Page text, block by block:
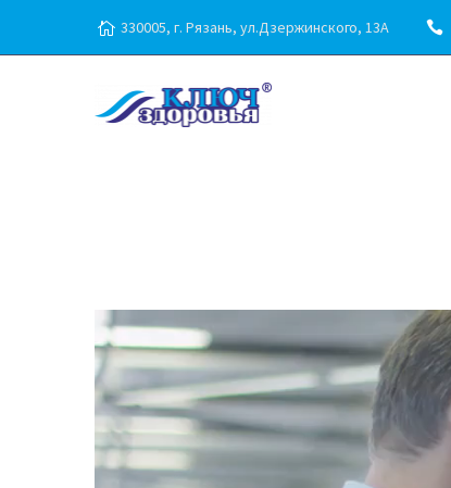
330005, г. Рязань, ул.Дзержинского, 13А
Видеоплеер